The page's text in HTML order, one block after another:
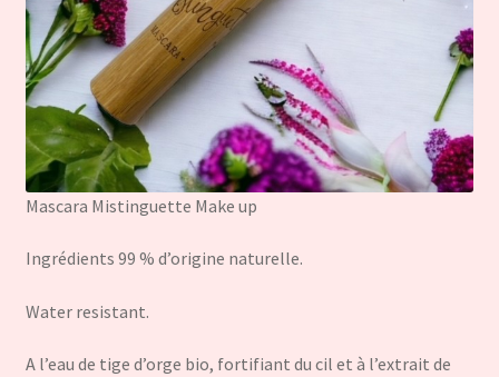
Mascara Mistinguette Make up
Ingrédients 99 % d’origine naturelle.
Water resistant.
A l’eau de tige d’orge bio, fortifiant du cil et à l’extrait de